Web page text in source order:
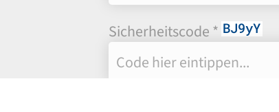
Sicherheitscode *